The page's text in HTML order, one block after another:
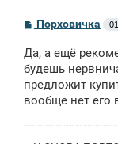
С
б
щ
е
н
и
Порховичка
Да, а ещё
будешь
предложит
вообще нет его